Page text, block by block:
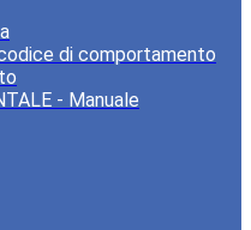
di comportamento
- Manuale